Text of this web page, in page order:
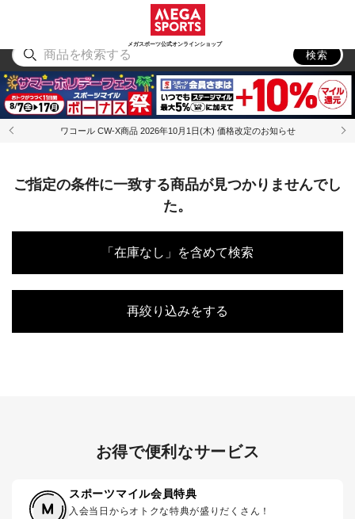
メガスポーツ公式オンラインショップ
アウトドア
検索
ワコール CW-X商品 2026年10月1日(木) 価格改定のお知らせ
ご指定の条件に一致する商品が見つかりませんでし
た。
「在庫なし」を含めて検索
再絞り込みをする
お得で便利なサービス
スポーツマイル会員特典
入会当日からオトクな特典が盛りだくさん！